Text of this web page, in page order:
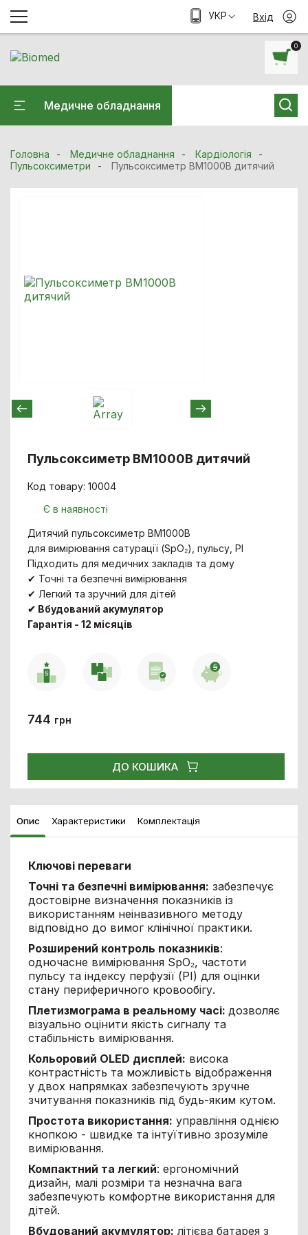
0
Медичне обладнання
УКР Вхід
Головна Медичне обладнання
Кардiологiя
Пульсоксиметри
Пульсоксиметр BM1000B дитячий
Пульсоксиметр BM1000B дитячий
Код товару: 10004
Є в наявності
Дитячий пульсоксиметр BM1000B
для вимірювання сатурації (SpO₂), пульсу, PI
Підходить для медичних закладів та дому
✔ Точні та безпечні вимірювання
✔ Легкий та зручний для дітей
✔ Вбудований акумулятор
Гарантія - 12 місяців
744 грн
ДО КОШИКА
Опис Характеристики Комплектація
Ключові переваги
Точні та безпечні вимірювання: забезпечує
достовірне визначення показників із
використанням неінвазивного методу
відповідно до вимог клінічної практики.
Розширений контроль показників:
одночасне вимірювання SpO₂, частоти
пульсу та індексу перфузії (PI) для оцінки
стану периферичного кровообігу.
Плетизмограма в реальному часі: дозволяє
візуально оцінити якість сигналу та
стабільність вимірювання.
Кольоровий OLED дисплей: висока
контрастність та можливість відображення
у двох напрямках забезпечують зручне
зчитування показників під будь-яким кутом.
Простота використання: управління однією
кнопкою - швидке та інтуїтивно зрозуміле
вимірювання.
Компактний та легкий: ергономічний
дизайн, малі розміри та незначна вага
забезпечують комфортне використання для
дітей.
Вбудований акумулятор: літієва батарея з